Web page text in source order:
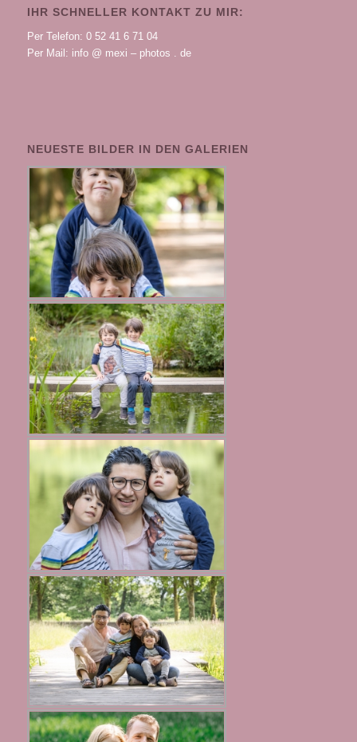
IHR SCHNELLER KONTAKT ZU MIR:
Per Telefon: 0 52 41 6 71 04
Per Mail: info @ mexi – photos . de
NEUESTE BILDER IN DEN GALERIEN